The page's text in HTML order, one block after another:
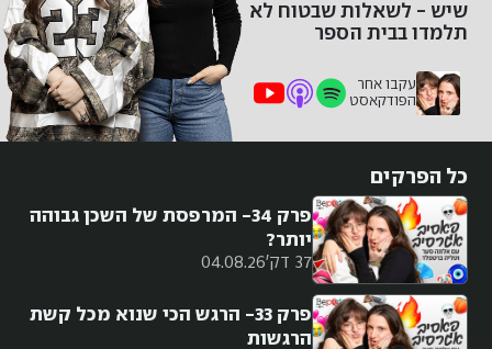
שיש - לשאלות שבטוח לא
תלמדו בבית הספר
עקבו אחר
הפודקאסט
כל הפרקים
37 דק' 04.08.26
פרק 34- המרפסת של השכן גבוהה
יותר?
פרק 33- הרגש הכי שנוא מכל קשת
הרגשות